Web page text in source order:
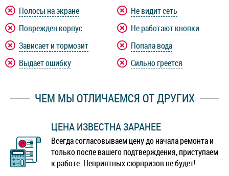
Полосы на экране
Поврежден корпус
Зависает и тормозит
Выдает ошибку
Не видит сеть
Не работают кнопки
Попала вода
Сильно греется
ЧЕМ МЫ ОТЛИЧАЕМСЯ ОТ ДРУГИХ
ЦЕНА ИЗВЕСТНА ЗАРАНЕЕ
Всегда согласовываем цену до начала ремонта и
только после вашего подтверждения, приступаем
к работе. Неприятных сюрпризов не будет!